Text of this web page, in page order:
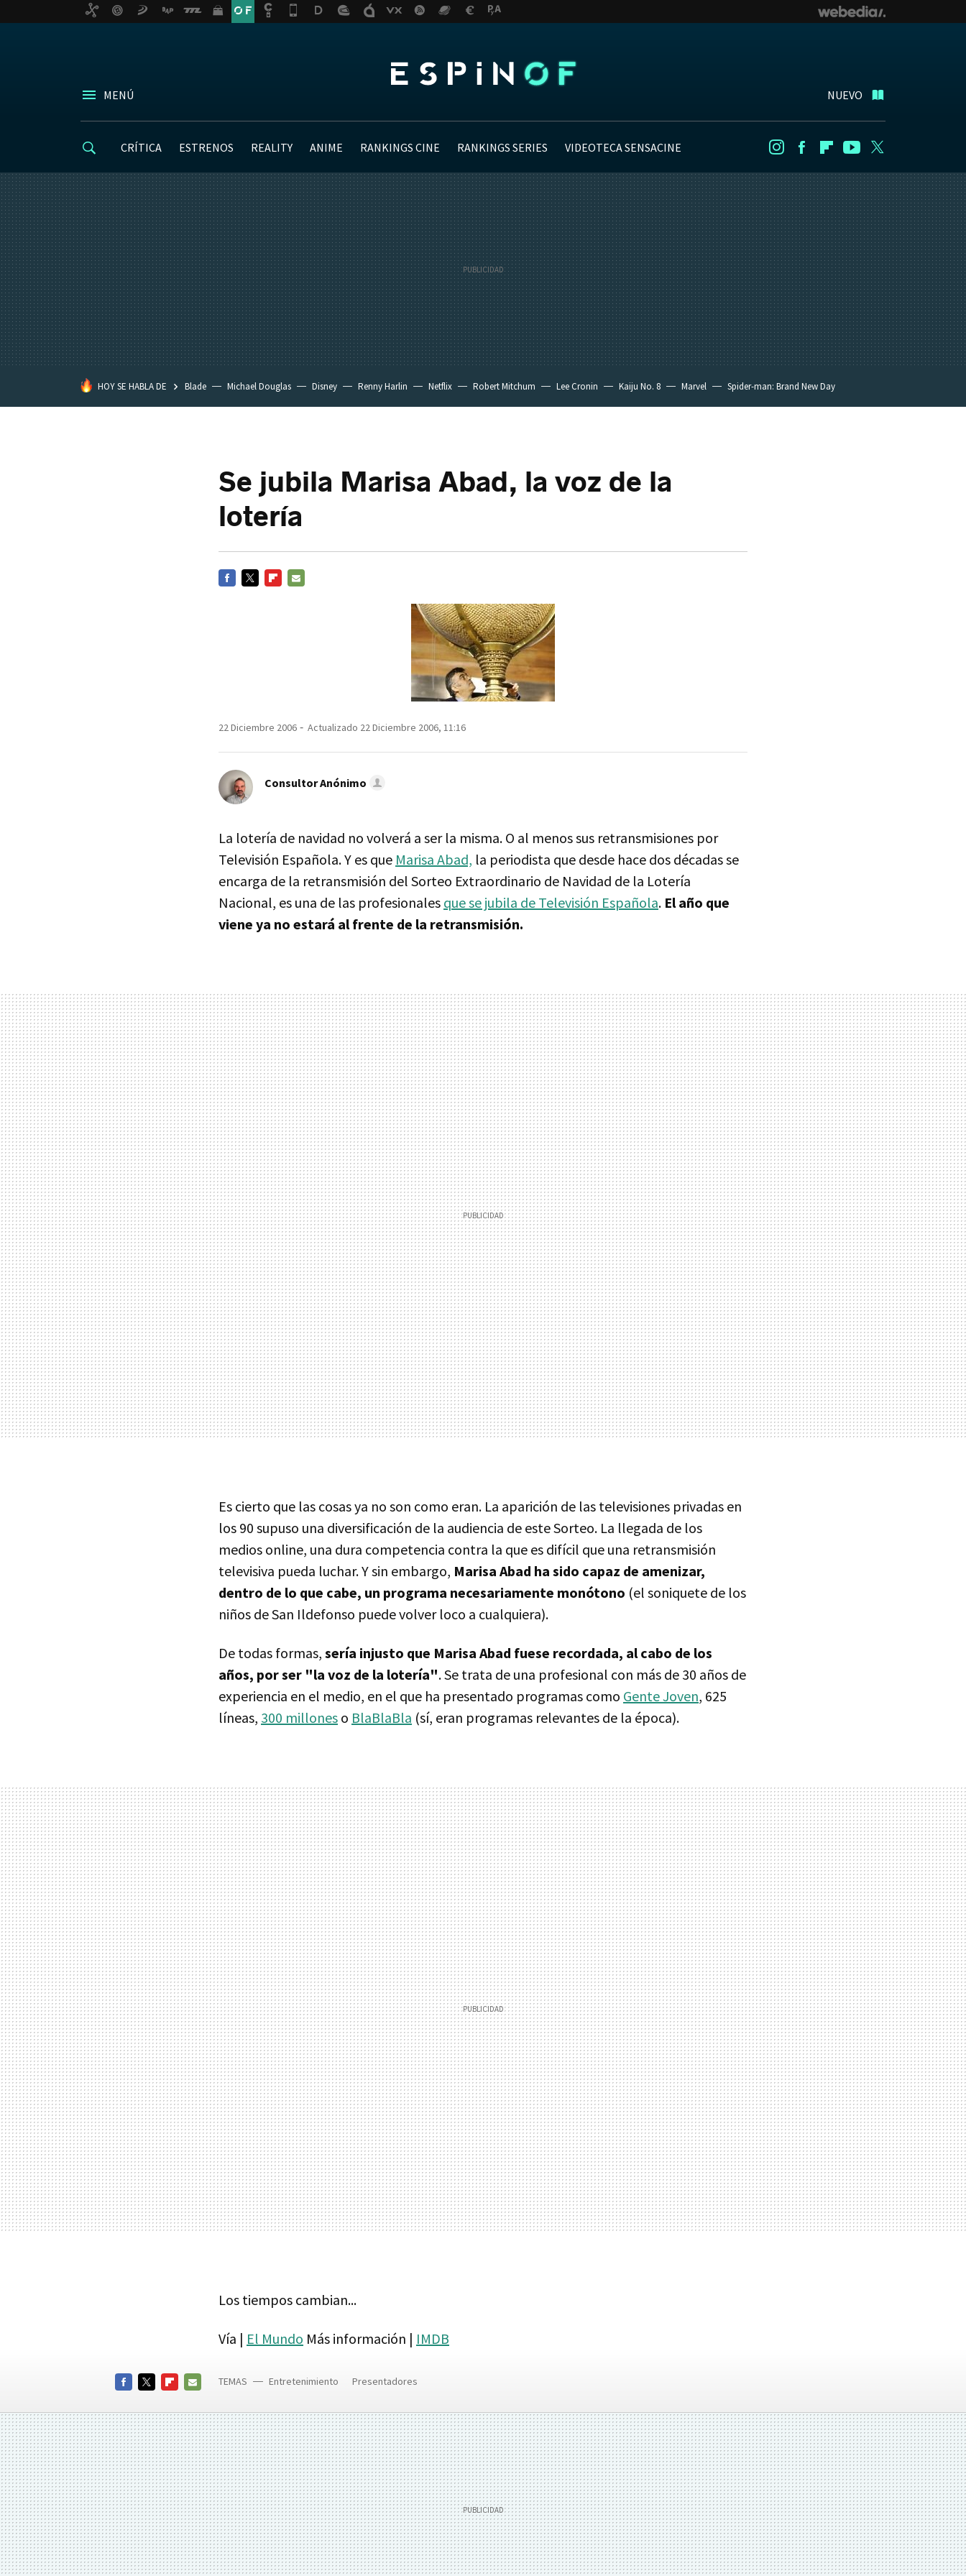
MENÚ NUEVO
CRÍTICA ESTRENOS REALITY ANIME RANKINGS CINE RANKINGS SERIES VIDEOTECA SENSACINE InstagramFacebookFlipboard
Youtube
HOY SE HABLA DE Blade Michael Douglas Disney Renny Harlin Netflix Robert Mitchum Lee Cronin Kaiju No. 8 Marvel Spider-man: Brand New Day
Se jubila Marisa Abad, la voz de la
lotería
22 Diciembre 2006 Actualizado 22 Diciembre 2006, 11:16
Consultor Anónimo
La lotería de navidad no volverá a ser la misma. O al menos sus retransmisiones por
Televisión Española. Y es que Marisa Abad, la periodista que desde hace dos décadas se
encarga de la retransmisión del Sorteo Extraordinario de Navidad de la Lotería
Nacional, es una de las profesionales que se jubila de Televisión Española. El año que
viene ya no estará al frente de la retransmisión.
Es cierto que las cosas ya no son como eran. La aparición de las televisiones privadas en
los 90 supuso una diversificación de la audiencia de este Sorteo. La llegada de los
medios online, una dura competencia contra la que es difícil que una retransmisión
televisiva pueda luchar. Y sin embargo, Marisa Abad ha sido capaz de amenizar,
dentro de lo que cabe, un programa necesariamente monótono (el soniquete de los
niños de San Ildefonso puede volver loco a cualquiera).
De todas formas, sería injusto que Marisa Abad fuese recordada, al cabo de los
años, por ser "la voz de la lotería". Se trata de una profesional con más de 30 años de
experiencia en el medio, en el que ha presentado programas como Gente Joven, 625
líneas, 300 millones o BlaBlaBla (sí, eran programas relevantes de la época).
Los tiempos cambian...
Vía | El Mundo Más información | IMDB
MAIL
TEMAS Entretenimiento Presentadores